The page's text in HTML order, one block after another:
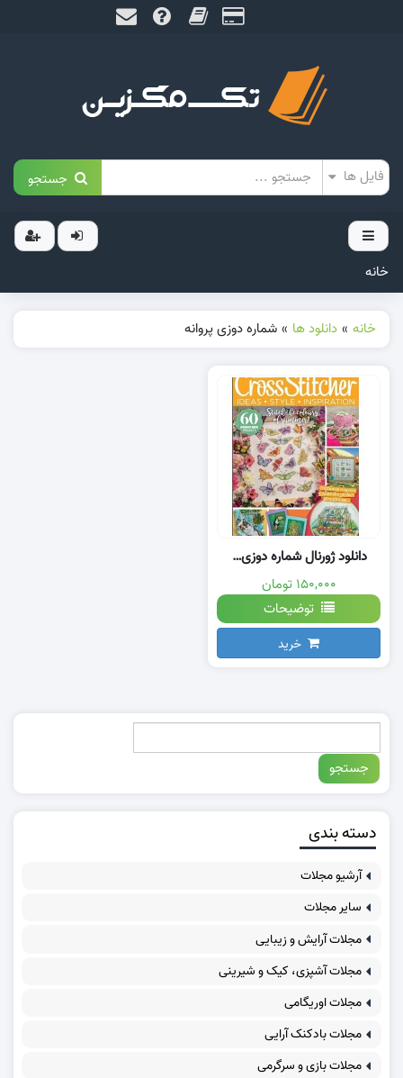
جستجو
خانه
خانه » دانلود ها » شماره دوزی پروانه
دانلود ژورنال شماره دوزی با نقشه
۱۵۰,۰۰۰ تومان
توضیحات
خرید
دسته بندی
آرشیو مجلات
سایر مجلات
مجلات آرایش و زیبایی
مجلات آشپزی، کیک و شیرینی
مجلات اوریگامی
مجلات بادکنک آرایی
مجلات بازی و سرگرمی